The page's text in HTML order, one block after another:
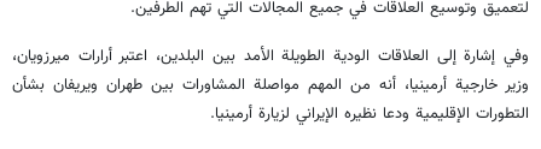
لتعميق وتوسيع العلاقات في جميع المجالات التي تهم الطرفين.
وفي إشارة إلى العلاقات الودية الطويلة الأمد بين البلدين، اعتبر أرارات ميرزويان،
وزير خارجية أرمينيا، أنه من المهم مواصلة المشاورات بين طهران ويريفان بشأن
التطورات الإقليمية ودعا نظيره الإيراني لزيارة أرمينيا.